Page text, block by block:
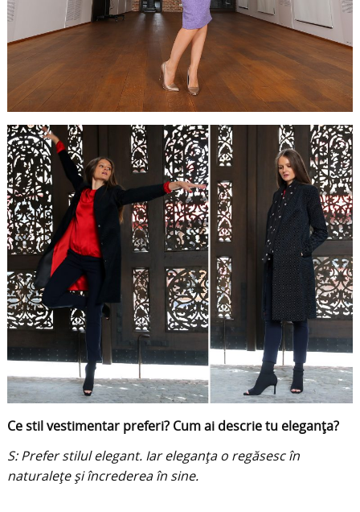
Ce stil vestimentar preferi? Cum ai descrie tu eleganța?
S: Prefer stilul elegant. Iar eleganța o regăsesc în
naturalețe și încrederea în sine.